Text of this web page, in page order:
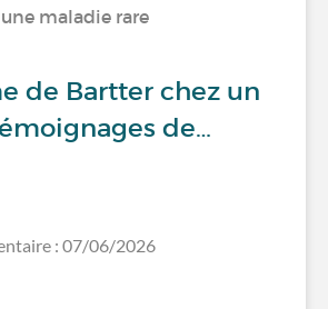
maladie rare
de Bartter chez un
de…
: 07/06/2026